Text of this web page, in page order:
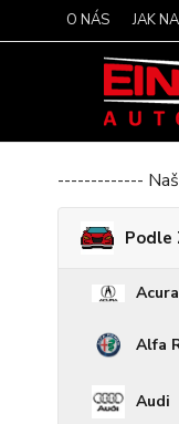
O NÁS JAK
-------------
Podle
Acura
Alfa
Audi